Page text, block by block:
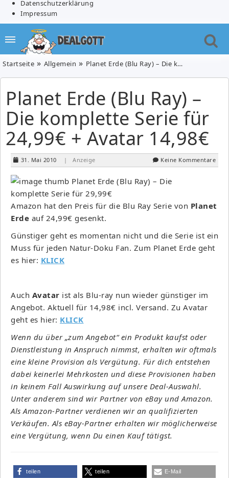
Datenschutzerklärung
Impressum
Startseite Allgemein Planet Erde (Blu Ray) – Die komplette Serie für 24,99€ + Avatar 14,98€
Planet Erde (Blu Ray) –
Die komplette Serie für
24,99€ + Avatar 14,98€
31. Mai 2010 | Anzeige Keine Kommentare
Amazon hat den Preis für die Blu Ray Serie von Planet
Erde auf 24,99€ gesenkt.
Günstiger geht es momentan nicht und die Serie ist ein
Muss für jeden Natur-Doku Fan. Zum Planet Erde geht
es hier: KLICK
Auch Avatar ist als Blu-ray nun wieder günstiger im
Angebot. Aktuell für 14,98€ incl. Versand. Zu Avatar
geht es hier: KLICK
Wenn du über „zum Angebot“ ein Produkt kaufst oder
Dienstleistung in Anspruch nimmst, erhalten wir oftmals
eine kleine Provision als Vergütung. Für dich entstehen
dabei keinerlei Mehrkosten und diese Provisionen haben
in keinem Fall Auswirkung auf unsere Deal-Auswahl.
Unter anderem sind wir Partner von eBay und Amazon.
Als Amazon-Partner verdienen wir an qualifizierten
Verkäufen. Als eBay-Partner erhalten wir möglicherweise
eine Vergütung, wenn Du einen Kauf tätigst.
teilen teilen E-Mail